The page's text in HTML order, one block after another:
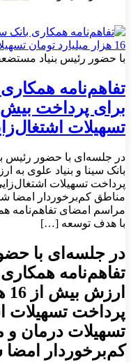
با حضور رئیس بنیاد
تفاهم‌نامه همکاری
تسهیلات
در جلسه‌ای با حضور رئیس
پرداخت تسهیلات
مناطق کم‌برخوردار امضا
مراسم امضای تفاهم‌نامه
با هدف توسعه […]
در جلسه‌ای با
تفاهم‌نامه همکاری
پرداخت تسهیلات
تسهیلات درمان
کم‌برخوردار